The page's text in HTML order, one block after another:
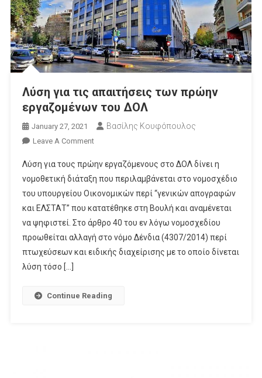
Λύση για τις απαιτήσεις των πρώην
εργαζομένων του ΔΟΛ
January 27, 2021 Βασίλης Κουφόπουλος
Leave A CommentOn
Για
Τις
Απαιτήσεις
Των
Πρώην
Εργαζομένων
Του
Λύση για τους πρώην εργαζόμενους στο ΔΟΛ δίνει η
νομοθετική διάταξη που περιλαμβάνεται στο νομοσχέδιο
του υπουργείου Οικονομικών περί “γενικών απογραφών
και ΕΛΣΤΑΤ” που κατατέθηκε στη Βουλή και αναμένεται
να ψηφιστεί. Στο άρθρο 40 του εν λόγω νομοσχεδίου
προωθείται αλλαγή στο νόμο Δένδια (4307/2014) περί
πτωχεύσεων και ειδικής διαχείρισης με το οποίο δίνεται
λύση τόσο […]
Continue Reading